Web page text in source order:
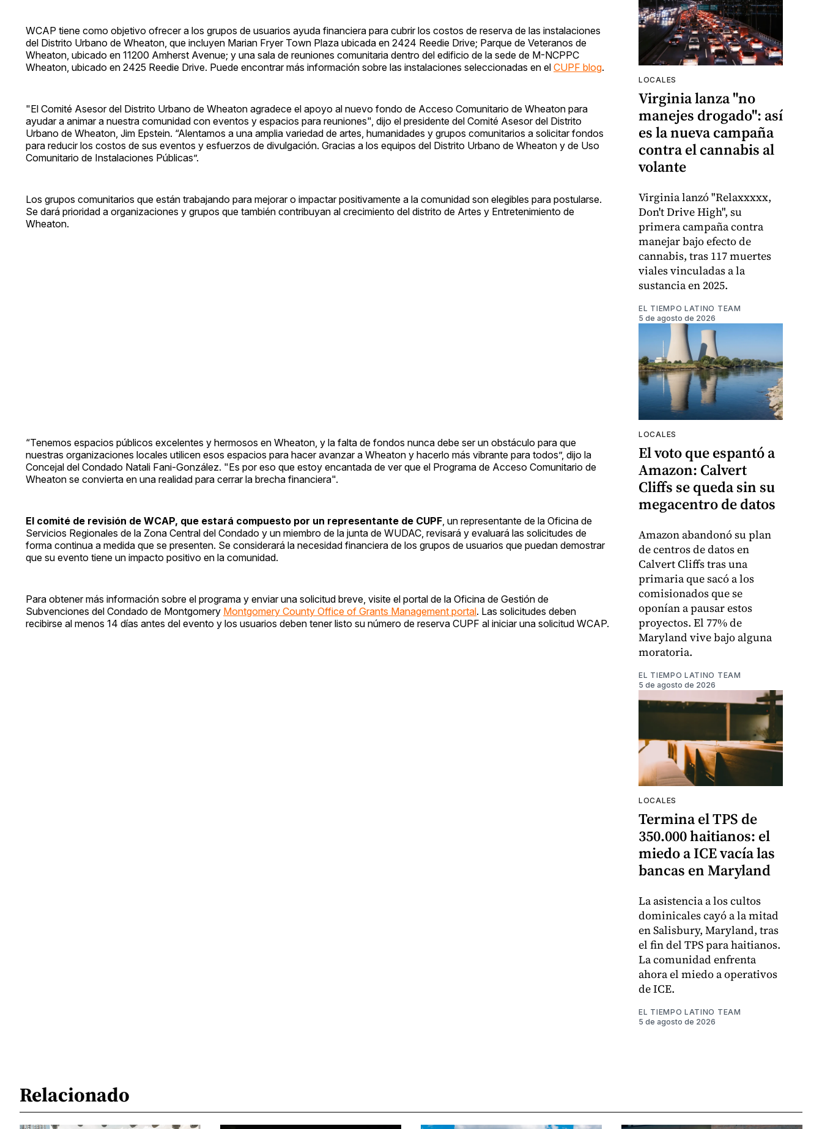
WCAP tiene como objetivo ofrecer a los grupos de usuarios ayuda financiera para cubrir los costos de reserva de las instalaciones
del Distrito Urbano de Wheaton, que incluyen Marian Fryer Town Plaza ubicada en 2424 Reedie Drive; Parque de Veteranos de
Wheaton, ubicado en 11200 Amherst Avenue; y una sala de reuniones comunitaria dentro del edificio de la sede de M-NCPPC
Wheaton, ubicado en 2425 Reedie Drive. Puede encontrar más información sobre las instalaciones seleccionadas en el CUPF blog.
"El Comité Asesor del Distrito Urbano de Wheaton agradece el apoyo al nuevo fondo de Acceso Comunitario de Wheaton para
ayudar a animar a nuestra comunidad con eventos y espacios para reuniones", dijo el presidente del Comité Asesor del Distrito
Urbano de Wheaton, Jim Epstein. “Alentamos a una amplia variedad de artes, humanidades y grupos comunitarios a solicitar fondos
para reducir los costos de sus eventos y esfuerzos de divulgación. Gracias a los equipos del Distrito Urbano de Wheaton y de Uso
Comunitario de Instalaciones Públicas”.
Los grupos comunitarios que están trabajando para mejorar o impactar positivamente a la comunidad son elegibles para postularse.
Se dará prioridad a organizaciones y grupos que también contribuyan al crecimiento del distrito de Artes y Entretenimiento de
Wheaton.
“Tenemos espacios públicos excelentes y hermosos en Wheaton, y la falta de fondos nunca debe ser un obstáculo para que
nuestras organizaciones locales utilicen esos espacios para hacer avanzar a Wheaton y hacerlo más vibrante para todos”, dijo la
Concejal del Condado Natali Fani-González. "Es por eso que estoy encantada de ver que el Programa de Acceso Comunitario de
Wheaton se convierta en una realidad para cerrar la brecha financiera".
El comité de revisión de WCAP, que estará compuesto por un representante de CUPF , un representante de la Oficina de
Servicios Regionales de la Zona Central del Condado y un miembro de la junta de WUDAC, revisará y evaluará las solicitudes de
forma continua a medida que se presenten. Se considerará la necesidad financiera de los grupos de usuarios que puedan demostrar
que su evento tiene un impacto positivo en la comunidad.
Para obtener más información sobre el programa y enviar una solicitud breve, visite el portal de la Oficina de Gestión de
Subvenciones del Condado de Montgomery Montgomery County Office of Grants Management portal. Las solicitudes deben
recibirse al menos 14 días antes del evento y los usuarios deben tener listo su número de reserva CUPF al iniciar una solicitud WCAP.
LOCALES
Virginia lanza "no
manejes drogado": así
es la nueva campaña
contra el cannabis al
volante
Virginia lanzó "Relaxxxxx,
Don't Drive High", su
primera campaña contra
manejar bajo efecto de
cannabis, tras 117 muertes
viales vinculadas a la
sustancia en 2025.
EL TIEMPO LATINO TEAM
5 de agosto de 2026
LOCALES
El voto que espantó a
Amazon: Calvert
Cliffs se queda sin su
megacentro de datos
Amazon abandonó su plan
de centros de datos en
Calvert Cliffs tras una
primaria que sacó a los
comisionados que se
oponían a pausar estos
proyectos. El 77% de
Maryland vive bajo alguna
moratoria.
EL TIEMPO LATINO TEAM
5 de agosto de 2026
LOCALES
Termina el TPS de
350.000 haitianos: el
miedo a ICE vacía las
bancas en Maryland
La asistencia a los cultos
dominicales cayó a la mitad
en Salisbury, Maryland, tras
el fin del TPS para haitianos.
La comunidad enfrenta
ahora el miedo a operativos
de ICE.
EL TIEMPO LATINO TEAM
5 de agosto de 2026
Relacionado